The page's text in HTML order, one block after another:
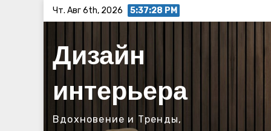
содержимому
Чт. Авг 6th, 2026 5:37:29 PM
Дизайн
интерьера
Вдохновение и Тренды,